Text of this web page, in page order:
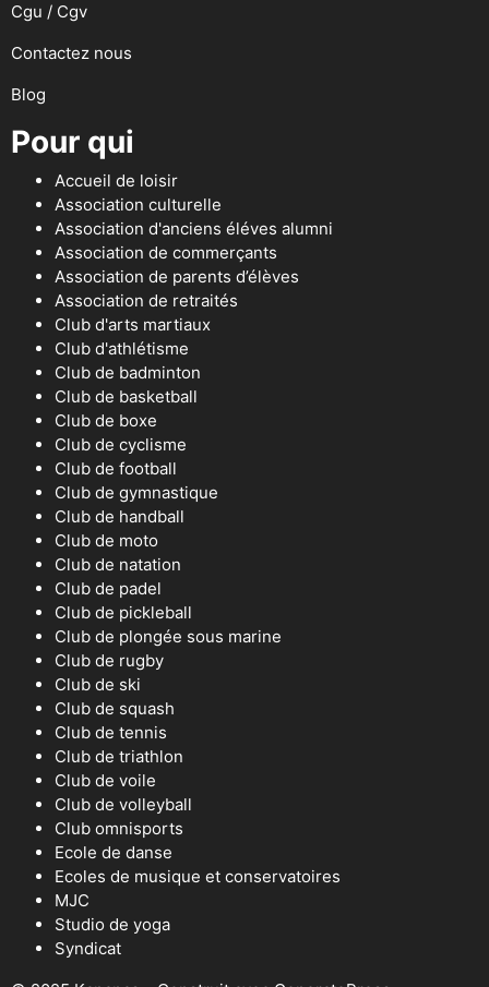
Cgu / Cgv
Contactez nous
Blog
Pour qui
Accueil de loisir
Association culturelle
Association d'anciens éléves alumni
Association de commerçants
Association de parents d’élèves
Association de retraités
Club d'arts martiaux
Club d'athlétisme
Club de badminton
Club de basketball
Club de boxe
Club de cyclisme
Club de football
Club de gymnastique
Club de handball
Club de moto
Club de natation
Club de padel
Club de pickleball
Club de plongée sous marine
Club de rugby
Club de ski
Club de squash
Club de tennis
Club de triathlon
Club de voile
Club de volleyball
Club omnisports
Ecole de danse
Ecoles de musique et conservatoires
MJC
Studio de yoga
Syndicat